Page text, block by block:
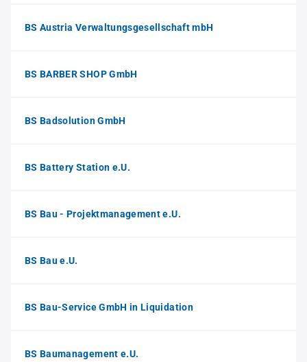
BS Austria Verwaltungsgesellschaft mbH
BS BARBER SHOP GmbH
BS Badsolution GmbH
BS Battery Station e.U.
BS Bau - Projektmanagement e.U.
BS Bau e.U.
BS Bau-Service GmbH in Liquidation
BS Baumanagement e.U.